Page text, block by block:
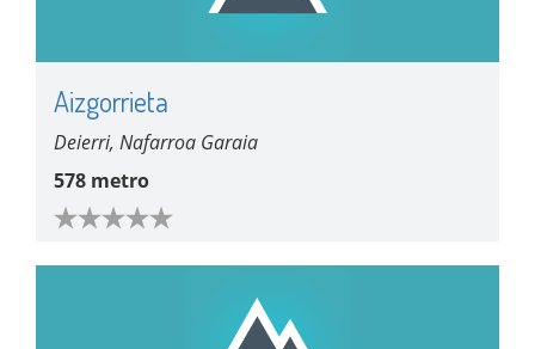
Aizgorrieta
Deierri, Nafarroa Garaia
578 metro